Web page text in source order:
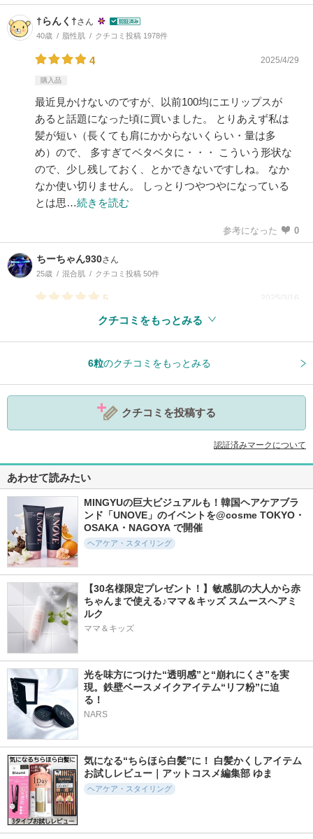
†らんく†さん
40歳 脂性肌 クチコミ投稿 1978件
4 2025/4/29
購入品
最近見かけないのですが、以前100均にエリップスが
あると話題になった頃に買いました。 とりあえず私は
髪が短い（長くても肩にかからないくらい・量は多
め）ので、 多すぎてベタベタに・・・ こういう形状な
ので、少し残しておく、とかできないですしね。 なか
なか使い切りません。 しっとりつやつやになっている
とは思…続きを読む
参考になった 0
ちーちゃん930さん
25歳 混合肌 クチコミ投稿 50件
5 2025/3/16
クチコミをもっとみる
6粒のクチコミをもっとみる
クチコミを投稿する
認証済みマークについて
あわせて読みたい
MINGYUの巨大ビジュアルも！韓国ヘアケアブラ
ンド「UNOVE」のイベントを@cosme TOKYO・
OSAKA・NAGOYA で開催
ヘアケア・スタイリング
【30名様限定プレゼント！】敏感肌の大人から赤
ちゃんまで使える♪ママ＆キッズ スムースヘアミ
ルク
ママ＆キッズ
光を味方につけた“透明感”と“崩れにくさ”を実
現。鉄壁ベースメイクアイテム“リフ粉”に迫
る！
NARS
気になる“ちらほら白髪”に！ 白髪かくしアイテム
お試しレビュー｜アットコスメ編集部 ゆま
ヘアケア・スタイリング